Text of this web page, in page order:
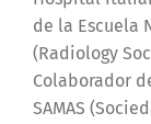
de la Escuela
(Radiology
Colaborador
SAMAS